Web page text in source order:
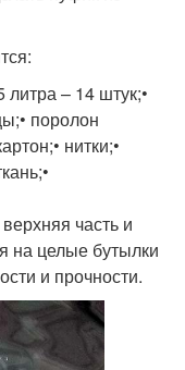
– 14 штук;•
поролон
нитки;•
часть и
на целые бутылки
и прочности.